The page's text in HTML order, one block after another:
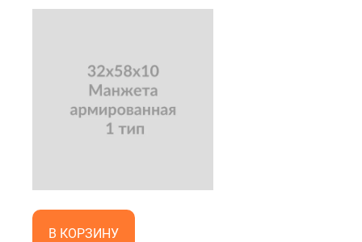
В КОРЗИНУ